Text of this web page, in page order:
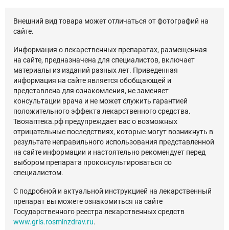
Внешний вид товара может отличаться от фотографий на
сайте.
Информация о лекарственных препаратах, размещенная
на сайте, предназначена для специалистов, включает
материалы из изданий разных лет. Приведенная
информация на сайте является обобщающей и
представлена для ознакомления, не заменяет
консультации врача и не может служить гарантией
положительного эффекта лекарственного средства.
Твояаптека.рф предупреждает вас о возможных
отрицательные последствиях, которые могут возникнуть в
результате неправильного использования представленной
на сайте информации и настоятельно рекомендует перед
выбором препарата проконсультироваться со
специалистом.
С подробной и актуальной инструкцией на лекарственный
препарат вы можете ознакомиться на сайте
Государственного реестра лекарственных средств
www.grls.rosminzdrav.ru.